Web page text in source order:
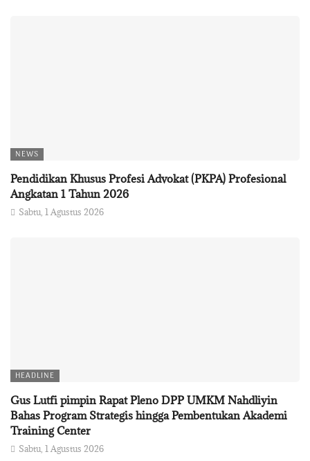
NEWS
Pendidikan Khusus Profesi Advokat (PKPA) Profesional
Angkatan 1 Tahun 2026
Sabtu, 1 Agustus 2026
HEADLINE
Gus Lutfi pimpin Rapat Pleno DPP UMKM Nahdliyin
Bahas Program Strategis hingga Pembentukan Akademi
Training Center
Sabtu, 1 Agustus 2026